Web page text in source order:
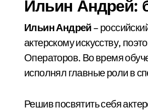
Ильин Андрей:
Ильин Андрей –
актерскому искусству,
Операторов. Во время
исполнял главные роли в
Решив посвятить себя